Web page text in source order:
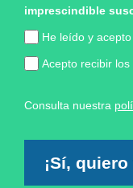
imprescindible
He leído y
Acepto recibir
Consulta nuestra
¡Sí,